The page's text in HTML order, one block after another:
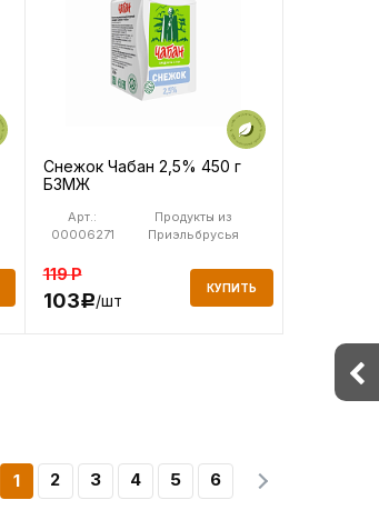
Снежок Чабан 2,5% 450 г
БЗМЖ
Продукты из
Приэльбрусья
Арт.:
00006271
119Р
103Р/шт
КУПИТЬ
1 2 3 4 5 6